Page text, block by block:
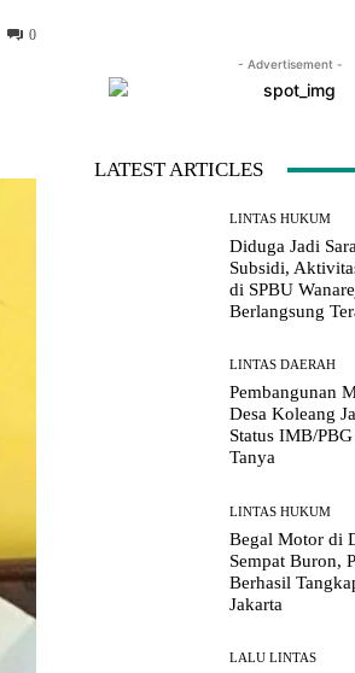
0
- Advertisement -
LATEST ARTICLES
LINTAS HUKUM
Diduga Jadi
Subsidi,
di SPBU
Berlangsung
LINTAS DAERAH
Pembangunan
Desa Koleang
Status IMB/
Tanya
LINTAS HUKUM
Begal Motor di
Sempat Buron,
Berhasil
Jakarta
LALU LINTAS